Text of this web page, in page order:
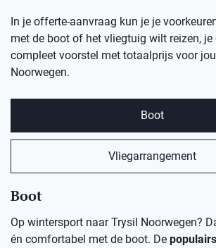
In je offerte-aanvraag kun je je
met de boot of het vliegtuig wilt reizen,
compleet voorstel met totaalprijs voor
Noorwegen.
Boot
Vliegarrangement
Boot
Op wintersport naar Trysil Noorwegen?
én comfortabel met de boot. De